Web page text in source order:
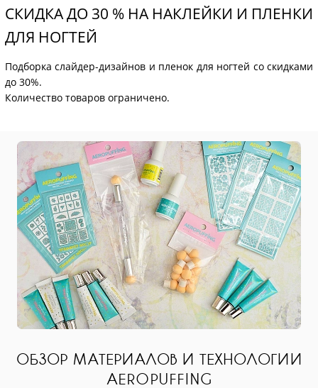
СКИДКА ДО 30 % НА НАКЛЕЙКИ И ПЛЕНКИ
ДЛЯ НОГТЕЙ
Подборка слайдер-дизайнов и пленок для ногтей со скидками
до 30%.
Количество товаров ограничено.
И ТЕХНОЛОГИИ
AEROPUFFING